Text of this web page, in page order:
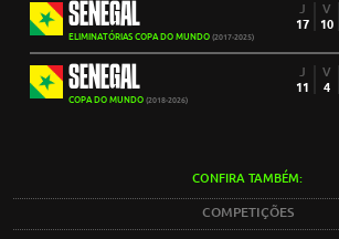
SENEGAL
ELIMINATÓRIAS COPA DO MUNDO (2017-2025)
J
17
V
10
SENEGAL
COPA DO MUNDO (2018-2026)
J
11
V
4
CONFIRA TAMBÉM:
COMPETIÇÕES